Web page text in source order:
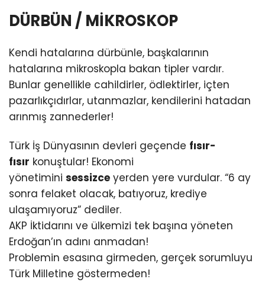
DÜRBÜN / MİKROSKOP
Kendi hatalarına dürbünle, başkalarının
hatalarına mikroskopla bakan tipler vardır.
Bunlar genellikle cahildirler, ödlektirler, içten
pazarlıkçıdırlar, utanmazlar, kendilerini hatadan
arınmış zannederler!
Türk İş Dünyasının devleri geçende fısır-
fısır konuştular! Ekonomi
yönetimini sessizce yerden yere vurdular. “6 ay
sonra felaket olacak, batıyoruz, krediye
ulaşamıyoruz” dediler.
AKP İktidarını ve ülkemizi tek başına yöneten
Erdoğan’ın adını anmadan!
Problemin esasına girmeden, gerçek sorumluyu
Türk Milletine göstermeden!